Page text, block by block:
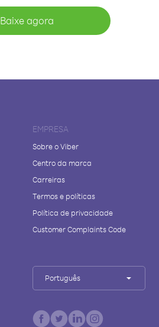
Baixe agora
EMPRESA
Sobre o Viber
Centro da marca
Carreiras
Termos e políticas
Política de privacidade
Customer Complaints Code
Português